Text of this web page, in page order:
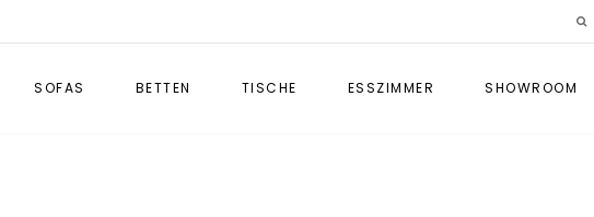
SOFAS BETTEN TISCHE ESSZIMMER SHOWROOM